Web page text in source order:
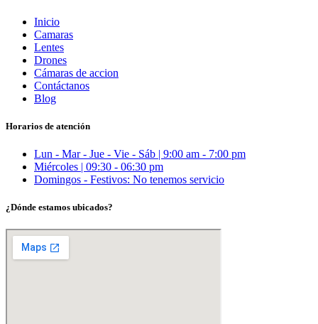
Inicio
Camaras
Lentes
Drones
Cámaras de accion
Contáctanos
Blog
Horarios de atención
Lun - Mar - Jue - Vie - Sáb | 9:00 am - 7:00 pm
Miércoles | 09:30 - 06:30 pm
Domingos - Festivos: No tenemos servicio
¿Dónde estamos ubicados?